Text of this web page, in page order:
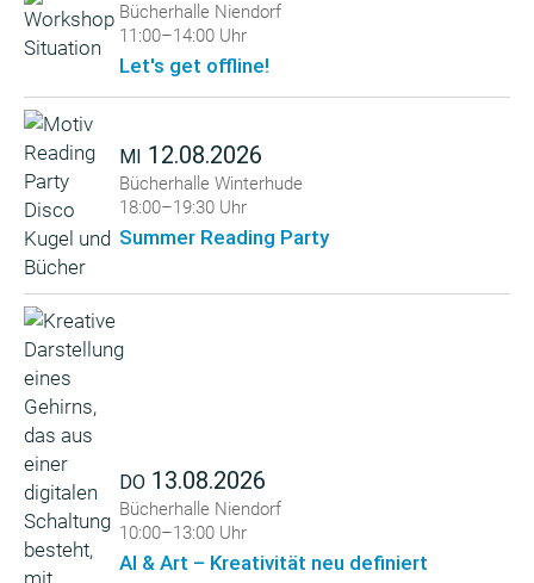
Bücherhalle Niendorf
11:00–14:00 Uhr
Let's get offline!
MI 12.08.2026
Bücherhalle Winterhude
18:00–19:30 Uhr
Summer Reading Party
DO 13.08.2026
Bücherhalle Niendorf
10:00–13:00 Uhr
AI & Art – Kreativität neu definiert